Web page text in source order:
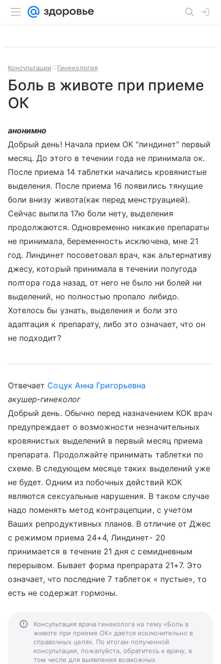
Консультации Гинекология
Боль в животе при приеме
ОК
анонимно
Добрый день! Начала прием ОК "линдинет" первый
месяц. До этого в течении года не принимала ок.
После приема 14 таблетки начались кровянистые
выделения. После приема 16 появились тянущие
боли внизу живота(как перед менструацией).
Сейчас выпила 17ю боли нету, выделения
продолжаются. Одновременно никакие препараты
не принимала, беременность исключена, мне 21
год. Линдинет посоветовал врач, как альтернативу
джесу, который принимала в течении полугода
полтора года назад, от него не было ни болей ни
выделений, но полностью пропало либидо.
Хотелось бы узнать, выделения и боли это
адаптация к препарату, либо это означает, что он
не подходит?
Отвечает Соцук Анна Григорьевна
акушер-гинеколог
Добрый день. Обычно перед назначением КОК врач
предупреждает о возможности незначительных
кровянистых выделений в первый месяц приема
препарата. Продолжайте принимать таблетки по
схеме. В следующем месяце таких выделений уже
не будет. Одним из побочных действий КОК
являются сексуальные нарушения. В таком случае
надо поменять метод контрацепции, с учетом
Ваших репродуктивных планов. В отличие от Джес
с режимом приема 24+4, Линдинет- 20
принимается в течение 21 дня с семидневным
перерывом. Бывает форма препрарата 21+7. Это
означает, что последние 7 таблеток « пустые», то
есть не содержат гормоны.
Консультация врача гинеколога на тему «Боль в
животе при приеме ОК» дается исключительно в
справочных целях. По итогам полученной
консультации, пожалуйста, обратитесь к врачу, в
том числе для выявления возможных